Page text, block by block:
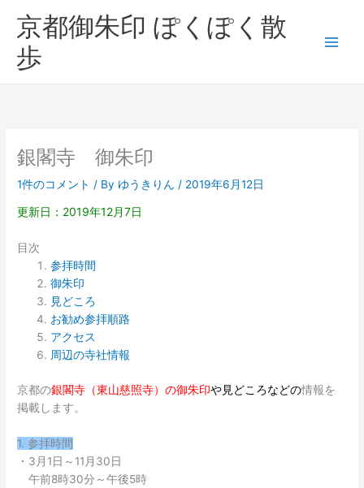
京都御朱印 ぽくぽく散
歩
銀閣寺 御朱印
1件のコメント / By ゆうきりん / 2019年6月12日
更新日：2019年12月7日
目次
参拝時間
御朱印
見どころ
お勧め参拝順路
アクセス
周辺の寺社情報
京都の銀閣寺（東山慈照寺）の御朱印や見どころなどの情報を
掲載します。
1. 参拝時間
・3月1日～11月30日
午前8時30分～午後5時